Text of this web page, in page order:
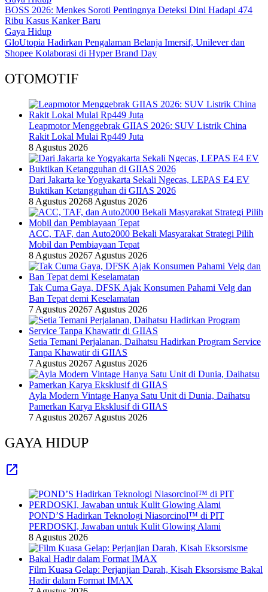
BOSS 2026: Menkes Soroti Pentingnya Deteksi Dini Hadapi 474
Ribu Kasus Kanker Baru
Gaya Hidup
GloUtopia Hadirkan Pengalaman Belanja Imersif, Unilever dan
Shopee Kolaborasi di Hyper Brand Day
OTOMOTIF
Leapmotor Menggebrak GIIAS 2026: SUV Listrik China
Rakit Lokal Mulai Rp449 Juta
8 Agustus 2026
Dari Jakarta ke Yogyakarta Sekali Ngecas, LEPAS E4 EV
Buktikan Ketangguhan di GIIAS 2026
8 Agustus 20268 Agustus 2026
ACC, TAF, dan Auto2000 Bekali Masyarakat Strategi Pilih
Mobil dan Pembiayaan Tepat
8 Agustus 20267 Agustus 2026
Tak Cuma Gaya, DFSK Ajak Konsumen Pahami Velg dan
Ban Tepat demi Keselamatan
7 Agustus 20267 Agustus 2026
Setia Temani Perjalanan, Daihatsu Hadirkan Program Service
Tanpa Khawatir di GIIAS
7 Agustus 20267 Agustus 2026
Ayla Modern Vintage Hanya Satu Unit di Dunia, Daihatsu
Pamerkan Karya Eksklusif di GIIAS
7 Agustus 20267 Agustus 2026
GAYA HIDUP
POND’S Hadirkan Teknologi Niasorcinol™ di PIT
PERDOSKI, Jawaban untuk Kulit Glowing Alami
8 Agustus 2026
Film Kuasa Gelap: Perjanjian Darah, Kisah Eksorsisme Bakal
Hadir dalam Format IMAX